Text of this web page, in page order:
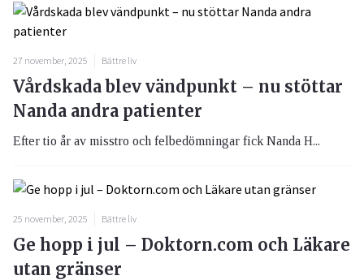
27 november, 2025 Bättre liv
Vårdskada blev vändpunkt – nu stöttar
Nanda andra patienter
Efter tio år av misstro och felbedömningar fick Nanda H...
25 november, 2025 Bättre liv
Ge hopp i jul – Doktorn.com och Läkare
utan gränser